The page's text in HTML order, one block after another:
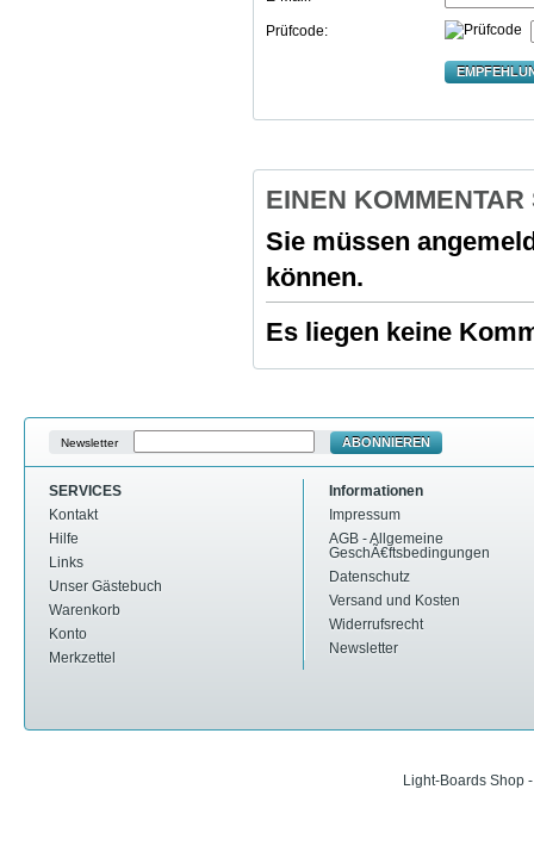
Prüfcode:
EINEN
Sie müssen
können.
Es liegen keine
Newsletter ABONNIEREN
SERVICES
Kontakt
Hilfe
Links
Unser Gästebuch
Warenkorb
Konto
Merkzettel
Informationen
Impressum
AGB - Allgemeine
GeschÃ€ftsbedingungen
Datenschutz
Versand und Kosten
Widerrufsrecht
Newsletter
Light-Boards Shop